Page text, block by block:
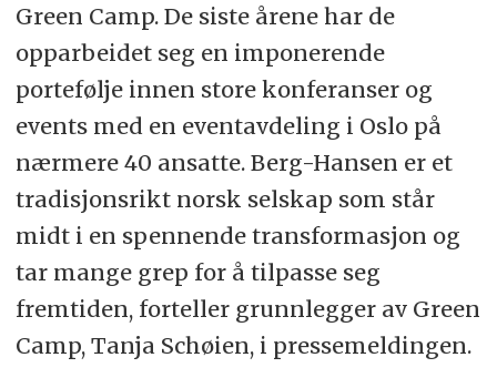
Green Camp. De siste årene har de
opparbeidet seg en imponerende
portefølje innen store konferanser og
events med en eventavdeling i Oslo på
nærmere 40 ansatte. Berg-Hansen er et
tradisjonsrikt norsk selskap som står
midt i en spennende transformasjon og
tar mange grep for å tilpasse seg
fremtiden, forteller grunnlegger av Green
Camp, Tanja Schøien, i pressemeldingen.